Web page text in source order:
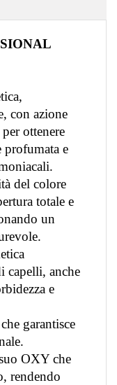
con azione
ottenere
profumata e
del colore
totale e
un
capelli, anche
e
garantisce
OXY che
rendendo